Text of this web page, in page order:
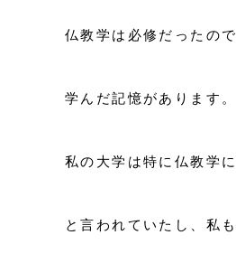
仏教学は必修だったの
学んだ記憶があります。
私の大学は特に仏教学
と言われていたし、私